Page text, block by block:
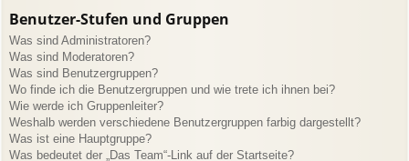
Benutzer-Stufen und Gruppen
Was sind Administratoren?
Was sind Moderatoren?
Was sind Benutzergruppen?
Wo finde ich die Benutzergruppen und wie trete ich ihnen bei?
Wie werde ich Gruppenleiter?
Weshalb werden verschiedene Benutzergruppen farbig dargestellt?
Was ist eine Hauptgruppe?
Was bedeutet der „Das Team“-Link auf der Startseite?